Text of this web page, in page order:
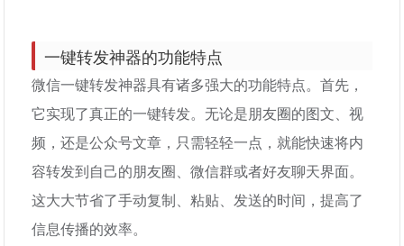
一键转发神器的功能特点
微信一键转发神器具有诸多强大的功能特点。首先，
它实现了真正的一键转发。无论是朋友圈的图文、视
频，还是公众号文章，只需轻轻一点，就能快速将内
容转发到自己的朋友圈、微信群或者好友聊天界面。
这大大节省了手动复制、粘贴、发送的时间，提高了
信息传播的效率。